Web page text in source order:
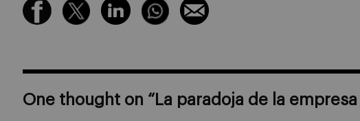
One thought on “ La paradoja de la